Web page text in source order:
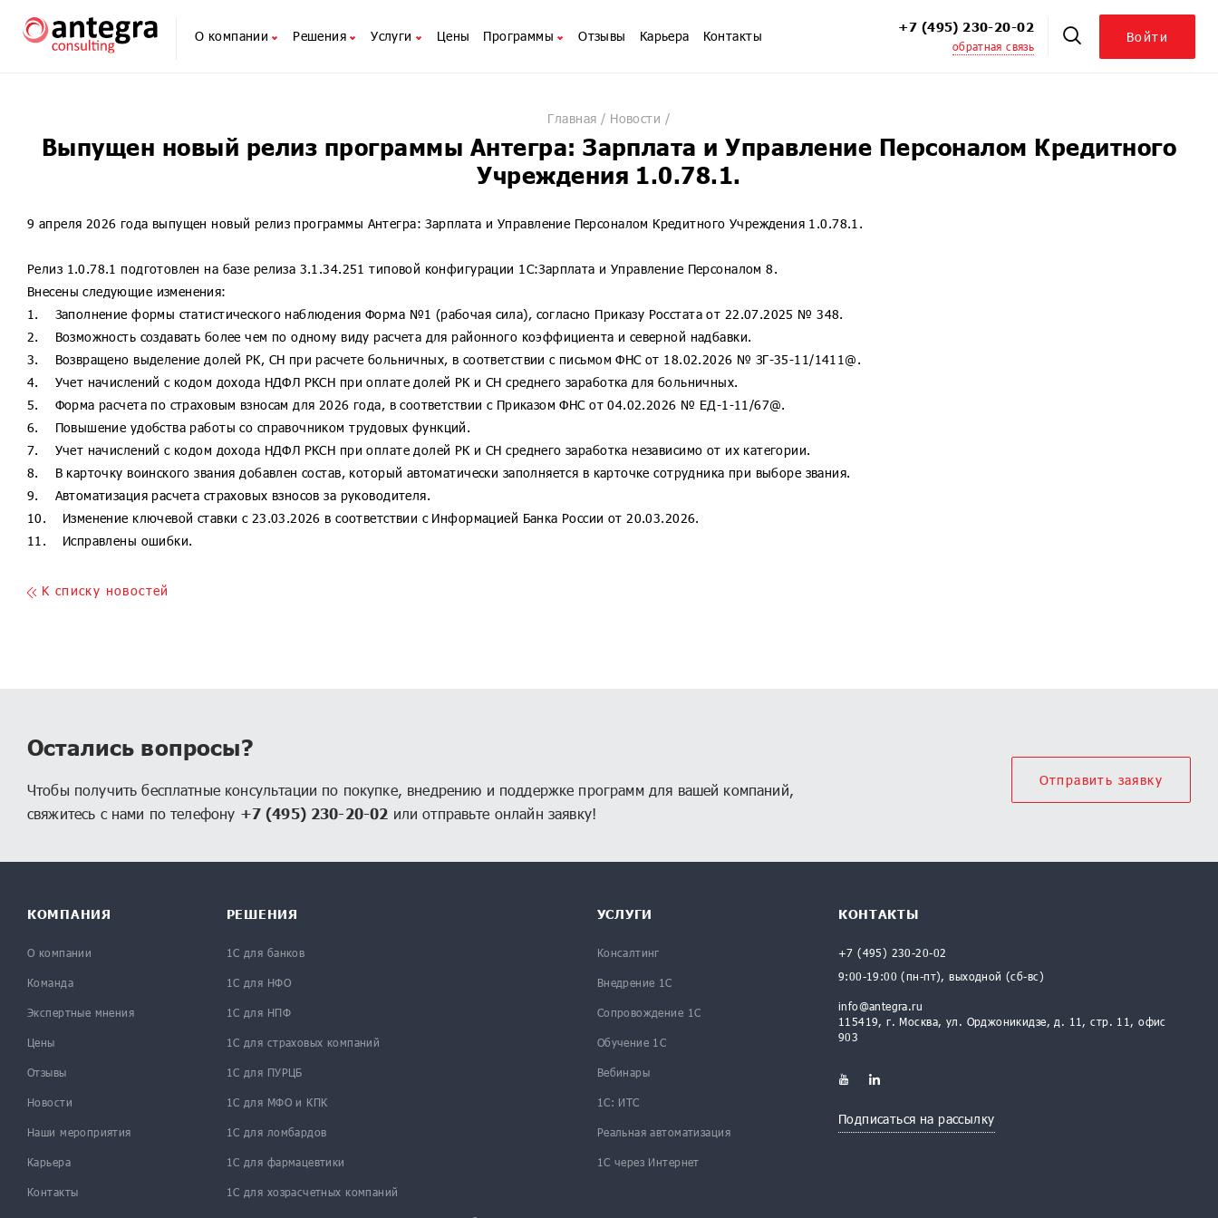
О компании
Новости
Решения
1С для страховых компаний
1С для ломбардов
Автоматизация МСФО
1С для фармацевтики
1С для кадрового электронного документооборота
Услуги
Обучение 1С
1C:ИТС
Цены Программы
Антегра: Документооборот Кредитной Организации
Антегра: Зарплата и Управление Персоналом Кредитного Учреждения
Антегра: Зарплата и Управление Персоналом Страховой Компании
Антегра: Бюджетирование клинических испытаний
1С:Бухгалтерия некредитной финансовой организации КОРП
1С:Бухгалтерия страховой компании 8 КОРП
1С:Налоговый мониторинг. Бухгалтерия КОРП МСФО
1С:Учет и управление для ПУРЦБ КОРП
1С:Управление МФО и КПК
1С:Страховая компания 8 КОРП
1С:Ломбард
1С:Зарплата и управление персоналом 8
1С:Электронное обучение. Корпоративный университет
1С:Розница 8
1С:Управление нашей фирмой 8
1С:Корпорация
1С:ITILIUM
1С:Предприятие 8.3z
1С:Кабинет сотрудника
Отзывы Карьера Контакты
+7 (495) 230-20-02
обратная связь
Войти
Главная Новости
Выпущен новый релиз программы Антегра: Зарплата и Управление Персоналом Кредитного
Учреждения 1.0.78.1.
9 апреля 2026 года выпущен новый релиз программы Антегра: Зарплата и Управление Персоналом Кредитного Учреждения 1.0.78.1.
Релиз 1.0.78.1 подготовлен на базе релиза 3.1.34.251 типовой конфигурации 1С:Зарплата и Управление Персоналом 8.
Внесены следующие изменения:
1. Заполнение формы статистического наблюдения Форма №1 (рабочая сила), согласно Приказу Росстата от 22.07.2025 № 348.
2. Возможность создавать более чем по одному виду расчета для районного коэффициента и северной надбавки.
3. Возвращено выделение долей РК, СН при расчете больничных, в соответствии с письмом ФНС от 18.02.2026 № ЗГ-35-11/1411@.
4. Учет начислений с кодом дохода НДФЛ РКСН при оплате долей РК и СН среднего заработка для больничных.
5. Форма расчета по страховым взносам для 2026 года, в соответствии с Приказом ФНС от 04.02.2026 № ЕД-1-11/67@.
6. Повышение удобства работы со справочником трудовых функций.
7. Учет начислений с кодом дохода НДФЛ РКСН при оплате долей РК и СН среднего заработка независимо от их категории.
8. В карточку воинского звания добавлен состав, который автоматически заполняется в карточке сотрудника при выборе звания.
9. Автоматизация расчета страховых взносов за руководителя.
10. Изменение ключевой ставки с 23.03.2026 в соответствии с Информацией Банка России от 20.03.2026.
11. Исправлены ошибки.
K списку новостей
Остались вопросы?
Чтобы получить бесплатные консультации по покупке, внедрению и поддержке программ для вашей компаний,
свяжитесь с нами по телефону +7 (495) 230-20-02 или отправьте онлайн заявку!
Отправить заявку
КОМПАНИЯ
О компании
Команда
Экспертные мнения
Цены
Отзывы
Новости
Наши мероприятия
Карьера
Контакты
РЕШЕНИЯ
1С для банков
1С для НФО
1С для НПФ
1С для страховых компаний
1С для ПУРЦБ
1С для МФО и КПК
1С для ломбардов
1С для фармацевтики
1С для хозрасчетных компаний
УСЛУГИ
Консалтинг
Внедрение 1С
Сопровождение 1С
Обучение 1С
Вебинары
1С: ИТС
Реальная автоматизация
1С через Интернет
КОНТАКТЫ
+7 (495) 230-20-02
9:00-19:00 (пн-пт), выходной (сб-вс)
info@antegra.ru
115419, г. Москва, ул. Орджоникидзе, д. 11, стр. 11, офис
903
Подписаться на рассылку